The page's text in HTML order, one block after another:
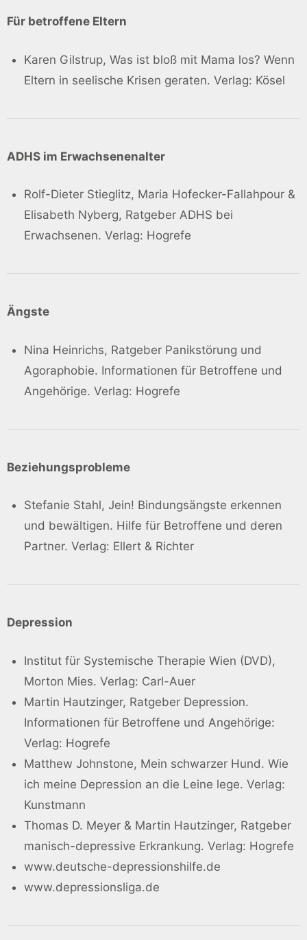
Für betroffene Eltern
Karen Gilstrup, Was ist bloß mit Mama los? Wenn
Eltern in seelische Krisen geraten. Verlag: Kösel
ADHS im Erwachsenenalter
Rolf-Dieter Stieglitz, Maria Hofecker-Fallahpour &
Elisabeth Nyberg, Ratgeber ADHS bei
Erwachsenen. Verlag: Hogrefe
Ängste
Nina Heinrichs, Ratgeber Panikstörung und
Agoraphobie. Informationen für Betroffene und
Angehörige. Verlag: Hogrefe
Beziehungsprobleme
Stefanie Stahl, Jein! Bindungsängste erkennen
und bewältigen. Hilfe für Betroffene und deren
Partner. Verlag: Ellert & Richter
Depression
Institut für Systemische Therapie Wien (DVD),
Morton Mies. Verlag: Carl-Auer
Martin Hautzinger, Ratgeber Depression.
Informationen für Betroffene und Angehörige:
Verlag: Hogrefe
Matthew Johnstone, Mein schwarzer Hund. Wie
ich meine Depression an die Leine lege. Verlag:
Kunstmann
Thomas D. Meyer & Martin Hautzinger, Ratgeber
manisch-depressive Erkrankung. Verlag: Hogrefe
www.deutsche-depressionshilfe.de
www.depressionsliga.de